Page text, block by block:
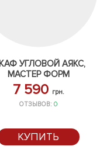
УГЛОВОЙ АЯКС,
МАСТЕР ФОРМ
7 590 грн.
ОТЗЫВОВ:0
КУПИТЬ